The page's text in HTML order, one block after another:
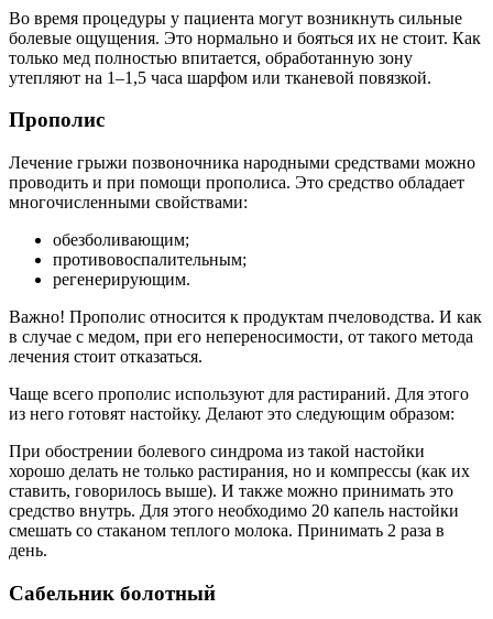
Во время процедуры у пациента могут возникнуть сильные
болевые ощущения. Это нормально и бояться их не стоит. Как
только мед полностью впитается, обработанную зону
утепляют на 1–1,5 часа шарфом или тканевой повязкой.
Прополис
Лечение грыжи позвоночника народными средствами можно
проводить и при помощи прополиса. Это средство обладает
многочисленными свойствами:
обезболивающим;
противовоспалительным;
регенерирующим.
Важно! Прополис относится к продуктам пчеловодства. И как
в случае с медом, при его непереносимости, от такого метода
лечения стоит отказаться.
Чаще всего прополис используют для растираний. Для этого
из него готовят настойку. Делают это следующим образом:
При обострении болевого синдрома из такой настойки
хорошо делать не только растирания, но и компрессы (как их
ставить, говорилось выше). И также можно принимать это
средство внутрь. Для этого необходимо 20 капель настойки
смешать со стаканом теплого молока. Принимать 2 раза в
день.
Сабельник болотный